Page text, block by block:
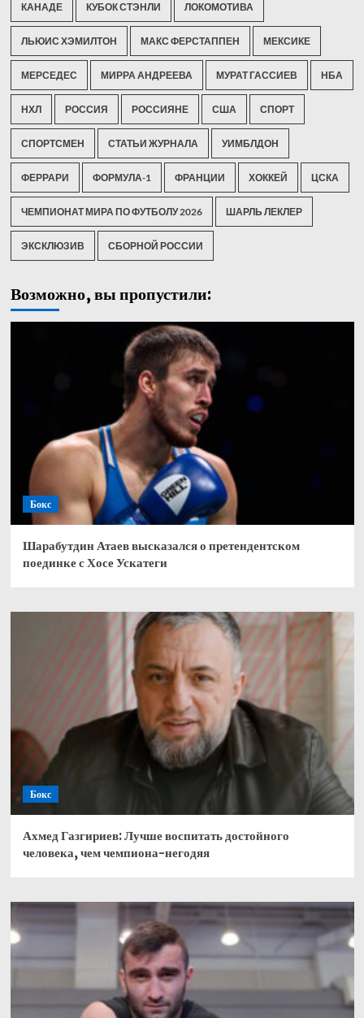
КАНАДЕ КУБОК СТЭНЛИ ЛОКОМОТИВА
ЛЬЮИС ХЭМИЛТОН МАКС ФЕРСТАППЕН МЕКСИКЕ
МЕРСЕДЕС МИРРА АНДРЕЕВА МУРАТ ГАССИЕВ НБА
НХЛ РОССИЯ РОССИЯНЕ США СПОРТ
СПОРТСМЕН СТАТЬИ ЖУРНАЛА УИМБЛДОН
ФЕРРАРИ ФОРМУЛА-1 ФРАНЦИИ ХОККЕЙ ЦСКА
ЧЕМПИОНАТ МИРА ПО ФУТБОЛУ 2026 ШАРЛЬ ЛЕКЛЕР
ЭКСКЛЮЗИВ СБОРНОЙ РОССИИ
Возможно, вы пропустили:
Бокс
Шарабутдин Атаев высказался о претендентском
поединке с Хосе Ускатеги
Бокс
Ахмед Газгириев: Лучше воспитать достойного
человека, чем чемпиона-негодяя